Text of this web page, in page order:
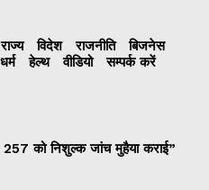
राज्‍य विदेश राजनीति
बिजनेस
धर्म हेल्थ वीडियो सम्पर्क करें
को निशुल्क जांच मुहैया कराई”